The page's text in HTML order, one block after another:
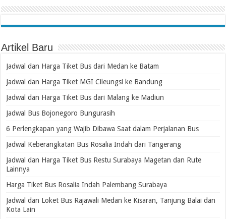
Artikel Baru
Jadwal dan Harga Tiket Bus dari Medan ke Batam
Jadwal dan Harga Tiket MGI Cileungsi ke Bandung
Jadwal dan Harga Tiket Bus dari Malang ke Madiun
Jadwal Bus Bojonegoro Bungurasih
6 Perlengkapan yang Wajib Dibawa Saat dalam Perjalanan Bus
Jadwal Keberangkatan Bus Rosalia Indah dari Tangerang
Jadwal dan Harga Tiket Bus Restu Surabaya Magetan dan Rute
Lainnya
Harga Tiket Bus Rosalia Indah Palembang Surabaya
Jadwal dan Loket Bus Rajawali Medan ke Kisaran, Tanjung Balai dan
Kota Lain